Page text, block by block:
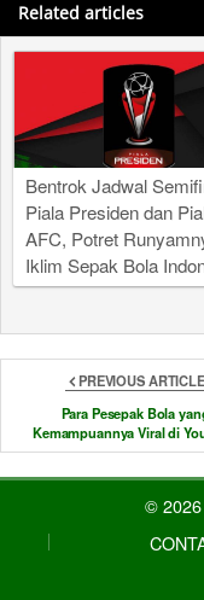
Related articles
Bentrok Jadwal
Piala Presiden dan
AFC, Potret
Iklim Sepak Bola
PREVIOUS ARTICLE
Para Pesepak Bola
Kemampuannya Viral di
© 2026